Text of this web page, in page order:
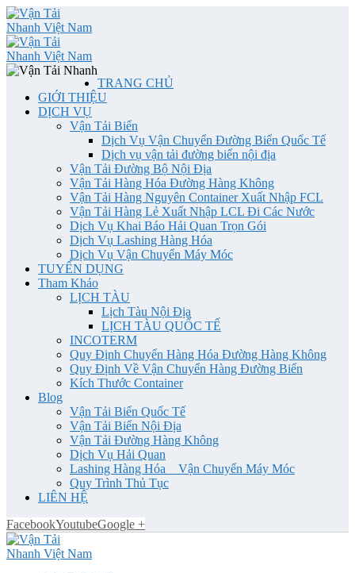
TRANG CHỦ
GIỚI THIỆU
DỊCH VỤ
Vận Tải Biển
Dịch Vụ Vận Chuyển Đường Biển Quốc Tế
Dịch vụ vận tải đường biển nội địa
Vận Tải Đường Bộ Nội Địa
Vận Tải Hàng Hóa Đường Hàng Không
Vận Tải Hàng Nguyên Container Xuất Nhập FCL
Vận Tải Hàng Lẻ Xuất Nhập LCL Đi Các Nước
Dịch Vụ Khai Báo Hải Quan Trọn Gói
Dịch Vụ Lashing Hàng Hóa
Dịch Vụ Vận Chuyển Máy Móc
TUYỂN DỤNG
Tham Khảo
LỊCH TÀU
Lịch Tàu Nội Địa
LỊCH TÀU QUỐC TẾ
INCOTERM
Quy Định Chuyển Hàng Hóa Đường Hàng Không
Quy Định Về Vận Chuyển Hàng Đường Biển
Kích Thước Container
Blog
Vận Tải Biển Quốc Tế
Vận Tải Biển Nội Địa
Vận Tải Đường Hàng Không
Dịch Vụ Hải Quan
Lashing Hàng Hóa _ Vận Chuyển Máy Móc
Quy Trình Thủ Tục
LIÊN HỆ
FacebookYoutubeGoogle +